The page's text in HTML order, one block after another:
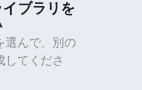
ブラリを
選んで、別の
してくださ